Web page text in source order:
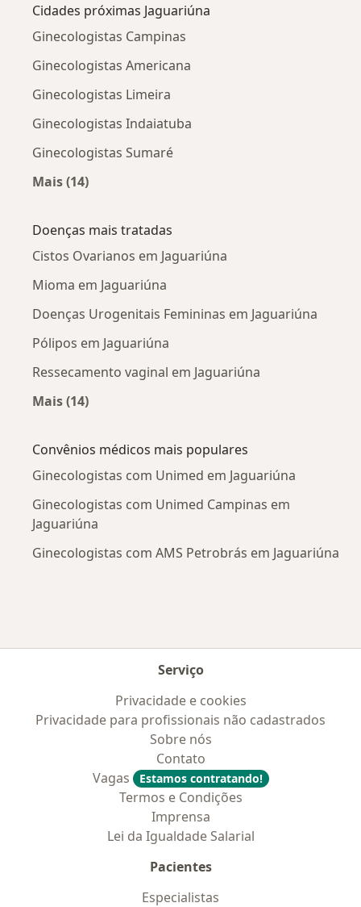
Cidades próximas Jaguariúna
Ginecologistas Campinas
Ginecologistas Americana
Ginecologistas Limeira
Ginecologistas Indaiatuba
Ginecologistas Sumaré
Mais (14)
Doenças mais tratadas
Cistos Ovarianos em Jaguariúna
Mioma em Jaguariúna
Doenças Urogenitais Femininas em Jaguariúna
Pólipos em Jaguariúna
Ressecamento vaginal em Jaguariúna
Mais (14)
Convênios médicos mais populares
Ginecologistas com Unimed em Jaguariúna
Ginecologistas com Unimed Campinas em
Jaguariúna
Ginecologistas com AMS Petrobrás em Jaguariúna
Serviço
Privacidade e cookies
Privacidade para profissionais não cadastrados
Sobre nós
Contato
Vagas
Estamos contratando!
Termos e Condições
Imprensa
Lei da Igualdade Salarial
Pacientes
Especialistas